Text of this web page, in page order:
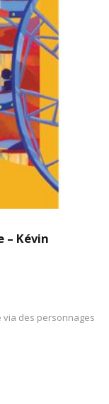
– Kévin
via des personnages